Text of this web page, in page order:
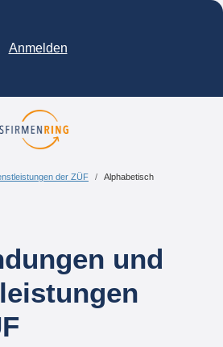
Anmelden
der ZÜF Alphabetisch
und